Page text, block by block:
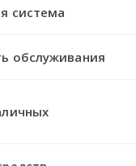
система
обслуживания